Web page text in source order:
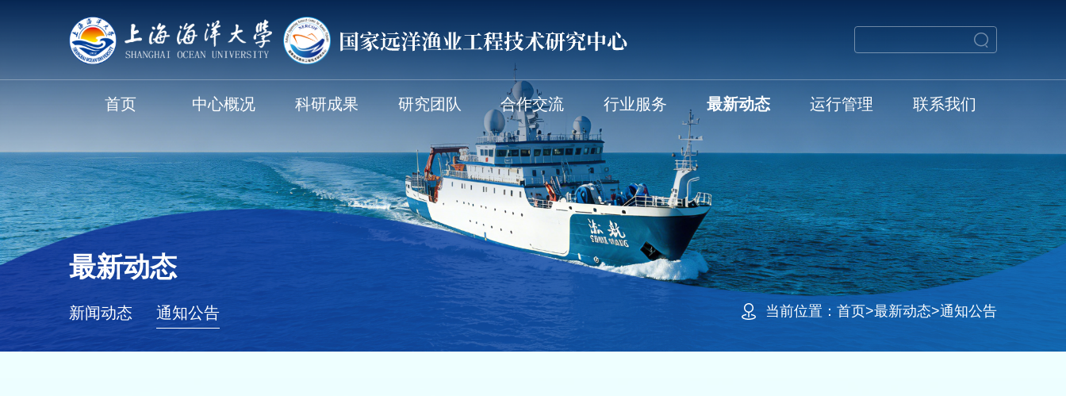
首页 中心概况 科研成果 研究团队 合作交流 行业服务 最新动态 运行管理 联系我们
最新动态
新闻动态 通知公告 当前位置： 首页>最新动态>通知公告